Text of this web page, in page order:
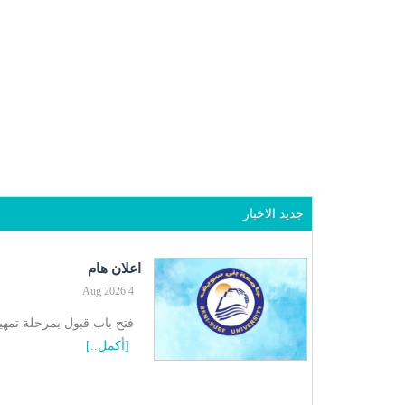
جديد الاخبار
اعلان هام
4 Aug 2026
فتح باب قبول بمرحلة
[أكمل..]